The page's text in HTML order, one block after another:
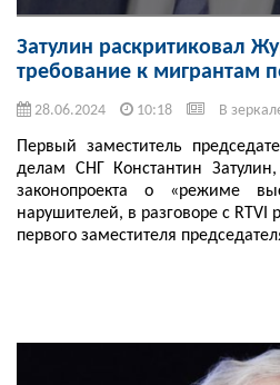
Затулин раскритиковал
требование к мигрантам
28.06.2024 10:18 В
Первый заместитель
делам СНГ Константин
законопроекта о «режиме
нарушителей, в разговоре с RTVI
первого заместителя